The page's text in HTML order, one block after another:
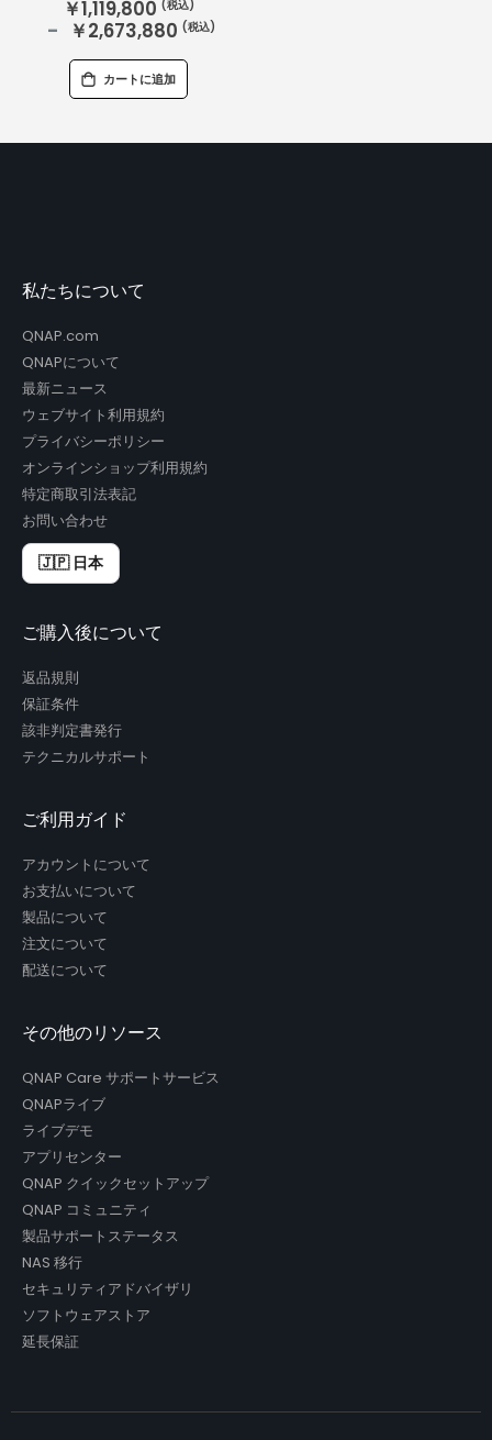
￥1,119,800
￥2,673,880
カートに追加
私たちについて
QNAP.com
QNAPについて
最新ニュース
ウェブサイト利用規約
プライバシーポリシー
オンラインショップ利用規約
特定商取引法表記
お問い合わせ
🇯🇵 日本
ご購入後について
返品規則
保証条件
該非判定書発行
テクニカルサポート
ご利用ガイド
アカウントについて
お支払いについて
製品について
注文について
配送について
その他のリソース
QNAP Care サポートサービス
QNAPライブ
ライブデモ
アプリセンター
QNAP クイックセットアップ
QNAP コミュニティ
製品サポートステータス
NAS 移行
セキュリティアドバイザリ
ソフトウェアストア
延長保証